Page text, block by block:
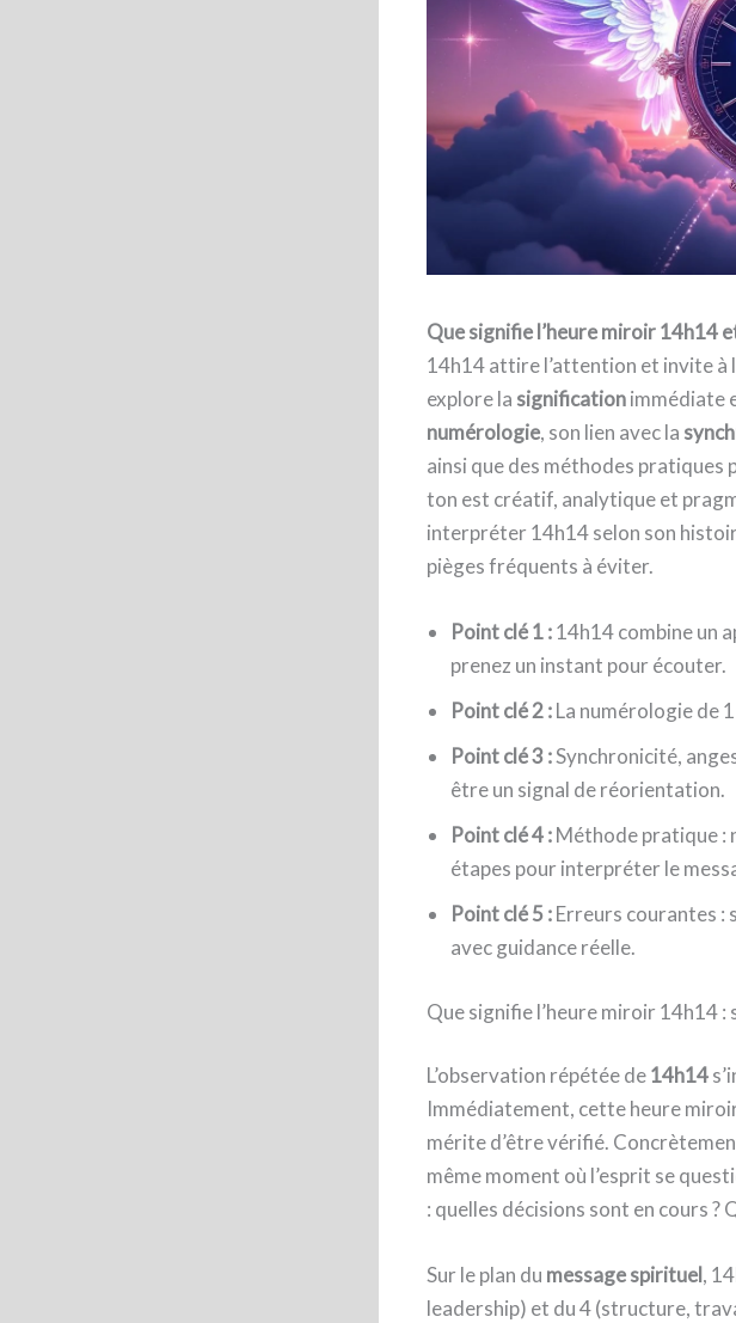
Que signifie l’heure miroir 14h14
14h14 attire l’attention et invite à
explore la significationimmédiate
numérologie, son lien avec la
ainsi que des méthodes
ton est créatif, analytique et
interpréter 14h14 selon son
pièges fréquents à éviter.
Point clé 1 :14h14 combine un
prenez un instant pour écouter.
Point clé 2 :La numérologie de
Point clé 3 :Synchronicité,
être un signal de réorientation.
Point clé 4 :Méthode pratique :
étapes pour interpréter le
Point clé 5 :Erreurs courantes
avec guidance réelle.
Que signifie l’heure miroir 14h14
L’observation répétée de14h14
Immédiatement, cette heure
mérite d’être vérifié.
même moment où l’esprit se
: quelles décisions sont en cours
Sur le plan du message spirituel,
leadership) et du 4 (structure,